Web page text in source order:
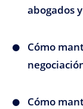
abogados
Cómo
Cómo